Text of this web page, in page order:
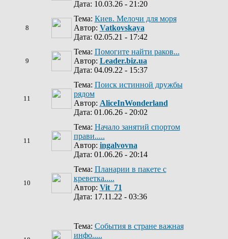
Дата: 10.03.26 - 21:20
8
Тема: Киев. Мелочи для моря
Автор: Vatkovskaya
Дата: 02.05.21 - 17:42
9
Тема: Помогите найти раков...
Автор: Leader.biz.ua
Дата: 04.09.22 - 15:37
11
Тема: Поиск истинной дружбы
рядом
Автор: AliceInWonderland
Дата: 01.06.26 - 20:02
11
Тема: Начало занятий спортом
прави.....
Автор: ingalvovna
Дата: 01.06.26 - 20:14
10
Тема: Планарии в пакете с
креветка.....
Автор: Vit_71
Дата: 17.11.22 - 03:36
Тема: События в стране важная
инфо.....